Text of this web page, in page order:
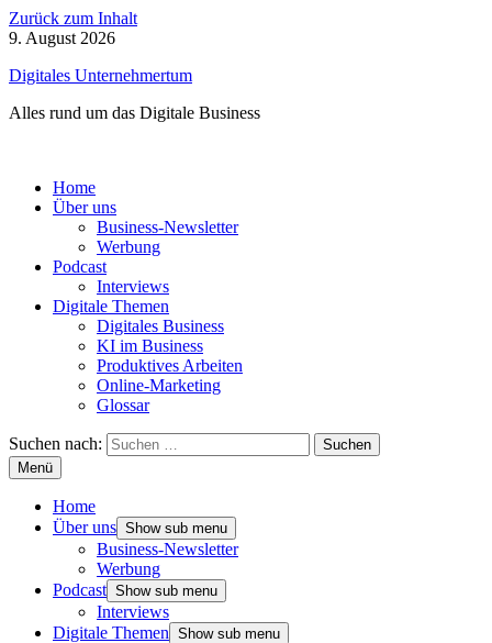
Zurück zum Inhalt
9. August 2026
Digitales Unternehmertum
Alles rund um das Digitale Business
Home
Über uns
Business-Newsletter
Werbung
Podcast
Interviews
Digitale Themen
Digitales Business
KI im Business
Produktives Arbeiten
Online-Marketing
Glossar
Suchen nach:
Menü
Home
Über uns Show sub menu
Business-Newsletter
Werbung
Podcast Show sub menu
Interviews
Digitale Themen Show sub menu